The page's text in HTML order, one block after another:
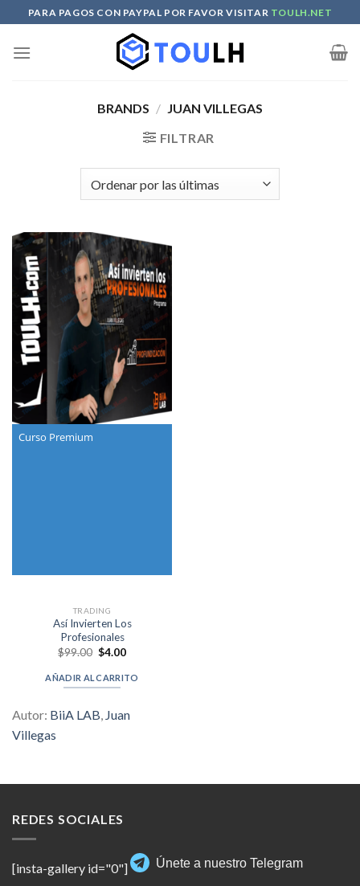
to
content
PARA PAGOS CON PAYPAL POR FAVOR VISITAR TOULH.NET
BRANDS / JUAN VILLEGAS
FILTRAR
Curso Premium
TRADING
Así Invierten Los
Profesionales
$99.00 Original
was:
$99.00.
$4.00Current
is:
$4.00.
AÑADIR AL CARRITO
Autor: BiiA LAB Juan
Villegas
REDES SOCIALES
[insta-gallery id="0"] Únete a nuestro Telegram